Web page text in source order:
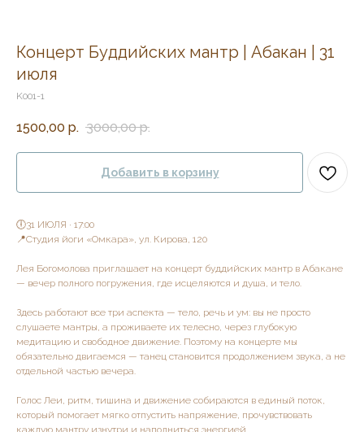
Концерт Буддийских мантр | Абакан | 31
июля
K001-1
1500,00 р. 3000,00 р.
Добавить в корзину
🕕31 ИЮЛЯ · 17:00
📍Студия йоги «Омкара», ул. Кирова, 120
Лея Богомолова приглашает на концерт буддийских мантр в Абакане
— вечер полного погружения, где исцеляются и душа, и тело.
Здесь работают все три аспекта — тело, речь и ум: вы не просто
слушаете мантры, а проживаете их телесно, через глубокую
медитацию и свободное движение. Поэтому на концерте мы
обязательно двигаемся — танец становится продолжением звука, а не
отдельной частью вечера.
Голос Леи, ритм, тишина и движение собираются в единый поток,
который помогает мягко отпустить напряжение, прочувствовать